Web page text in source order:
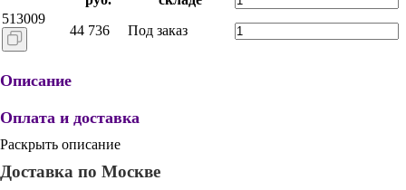
513009
44 736 Под заказ
Описание
Оплата и доставка
Раскрыть описание
Доставка по Москве